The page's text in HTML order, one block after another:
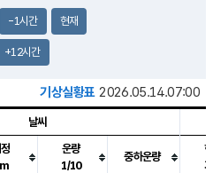
-1시간 현재
+12시간
기상실황표 2026.05.14.07:00
날씨
운량
1/10
중하운량